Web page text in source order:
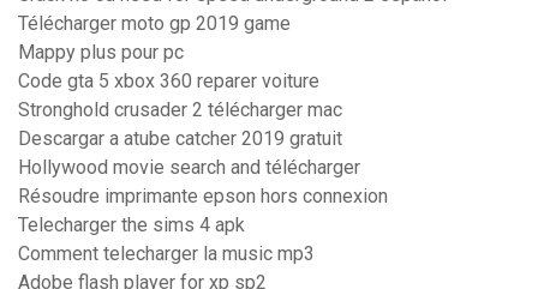
Télécharger moto gp 2019 game
Mappy plus pour pc
Code gta 5 xbox 360 reparer voiture
Stronghold crusader 2 télécharger mac
Descargar a atube catcher 2019 gratuit
Hollywood movie search and télécharger
Résoudre imprimante epson hors connexion
Telecharger the sims 4 apk
Comment telecharger la music mp3
Adobe flash player for xp sp2